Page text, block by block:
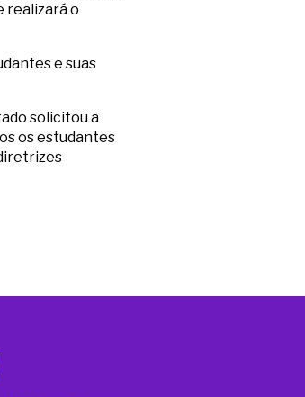
realizará o
e suas
solicitou a
os estudantes